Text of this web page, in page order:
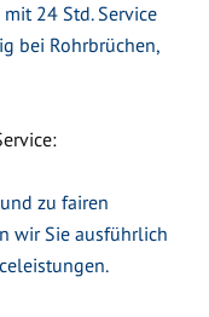
24 Std. Service
bei Rohrbrüchen,
zu fairen
wir Sie ausführlich